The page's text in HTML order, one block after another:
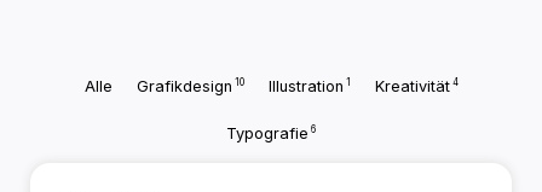
Alle Grafikdesign 10 Illustration 1 Kreativität4
Typografie 6